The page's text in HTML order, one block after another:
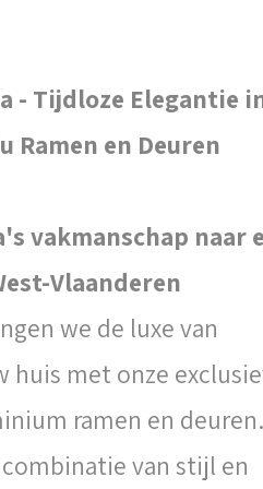
- Tijdloze Elegantie
Ramen en Deuren
vakmanschap naar
Vlaanderen
we de luxe van
huis met onze
ramen en deuren.
van stijl en